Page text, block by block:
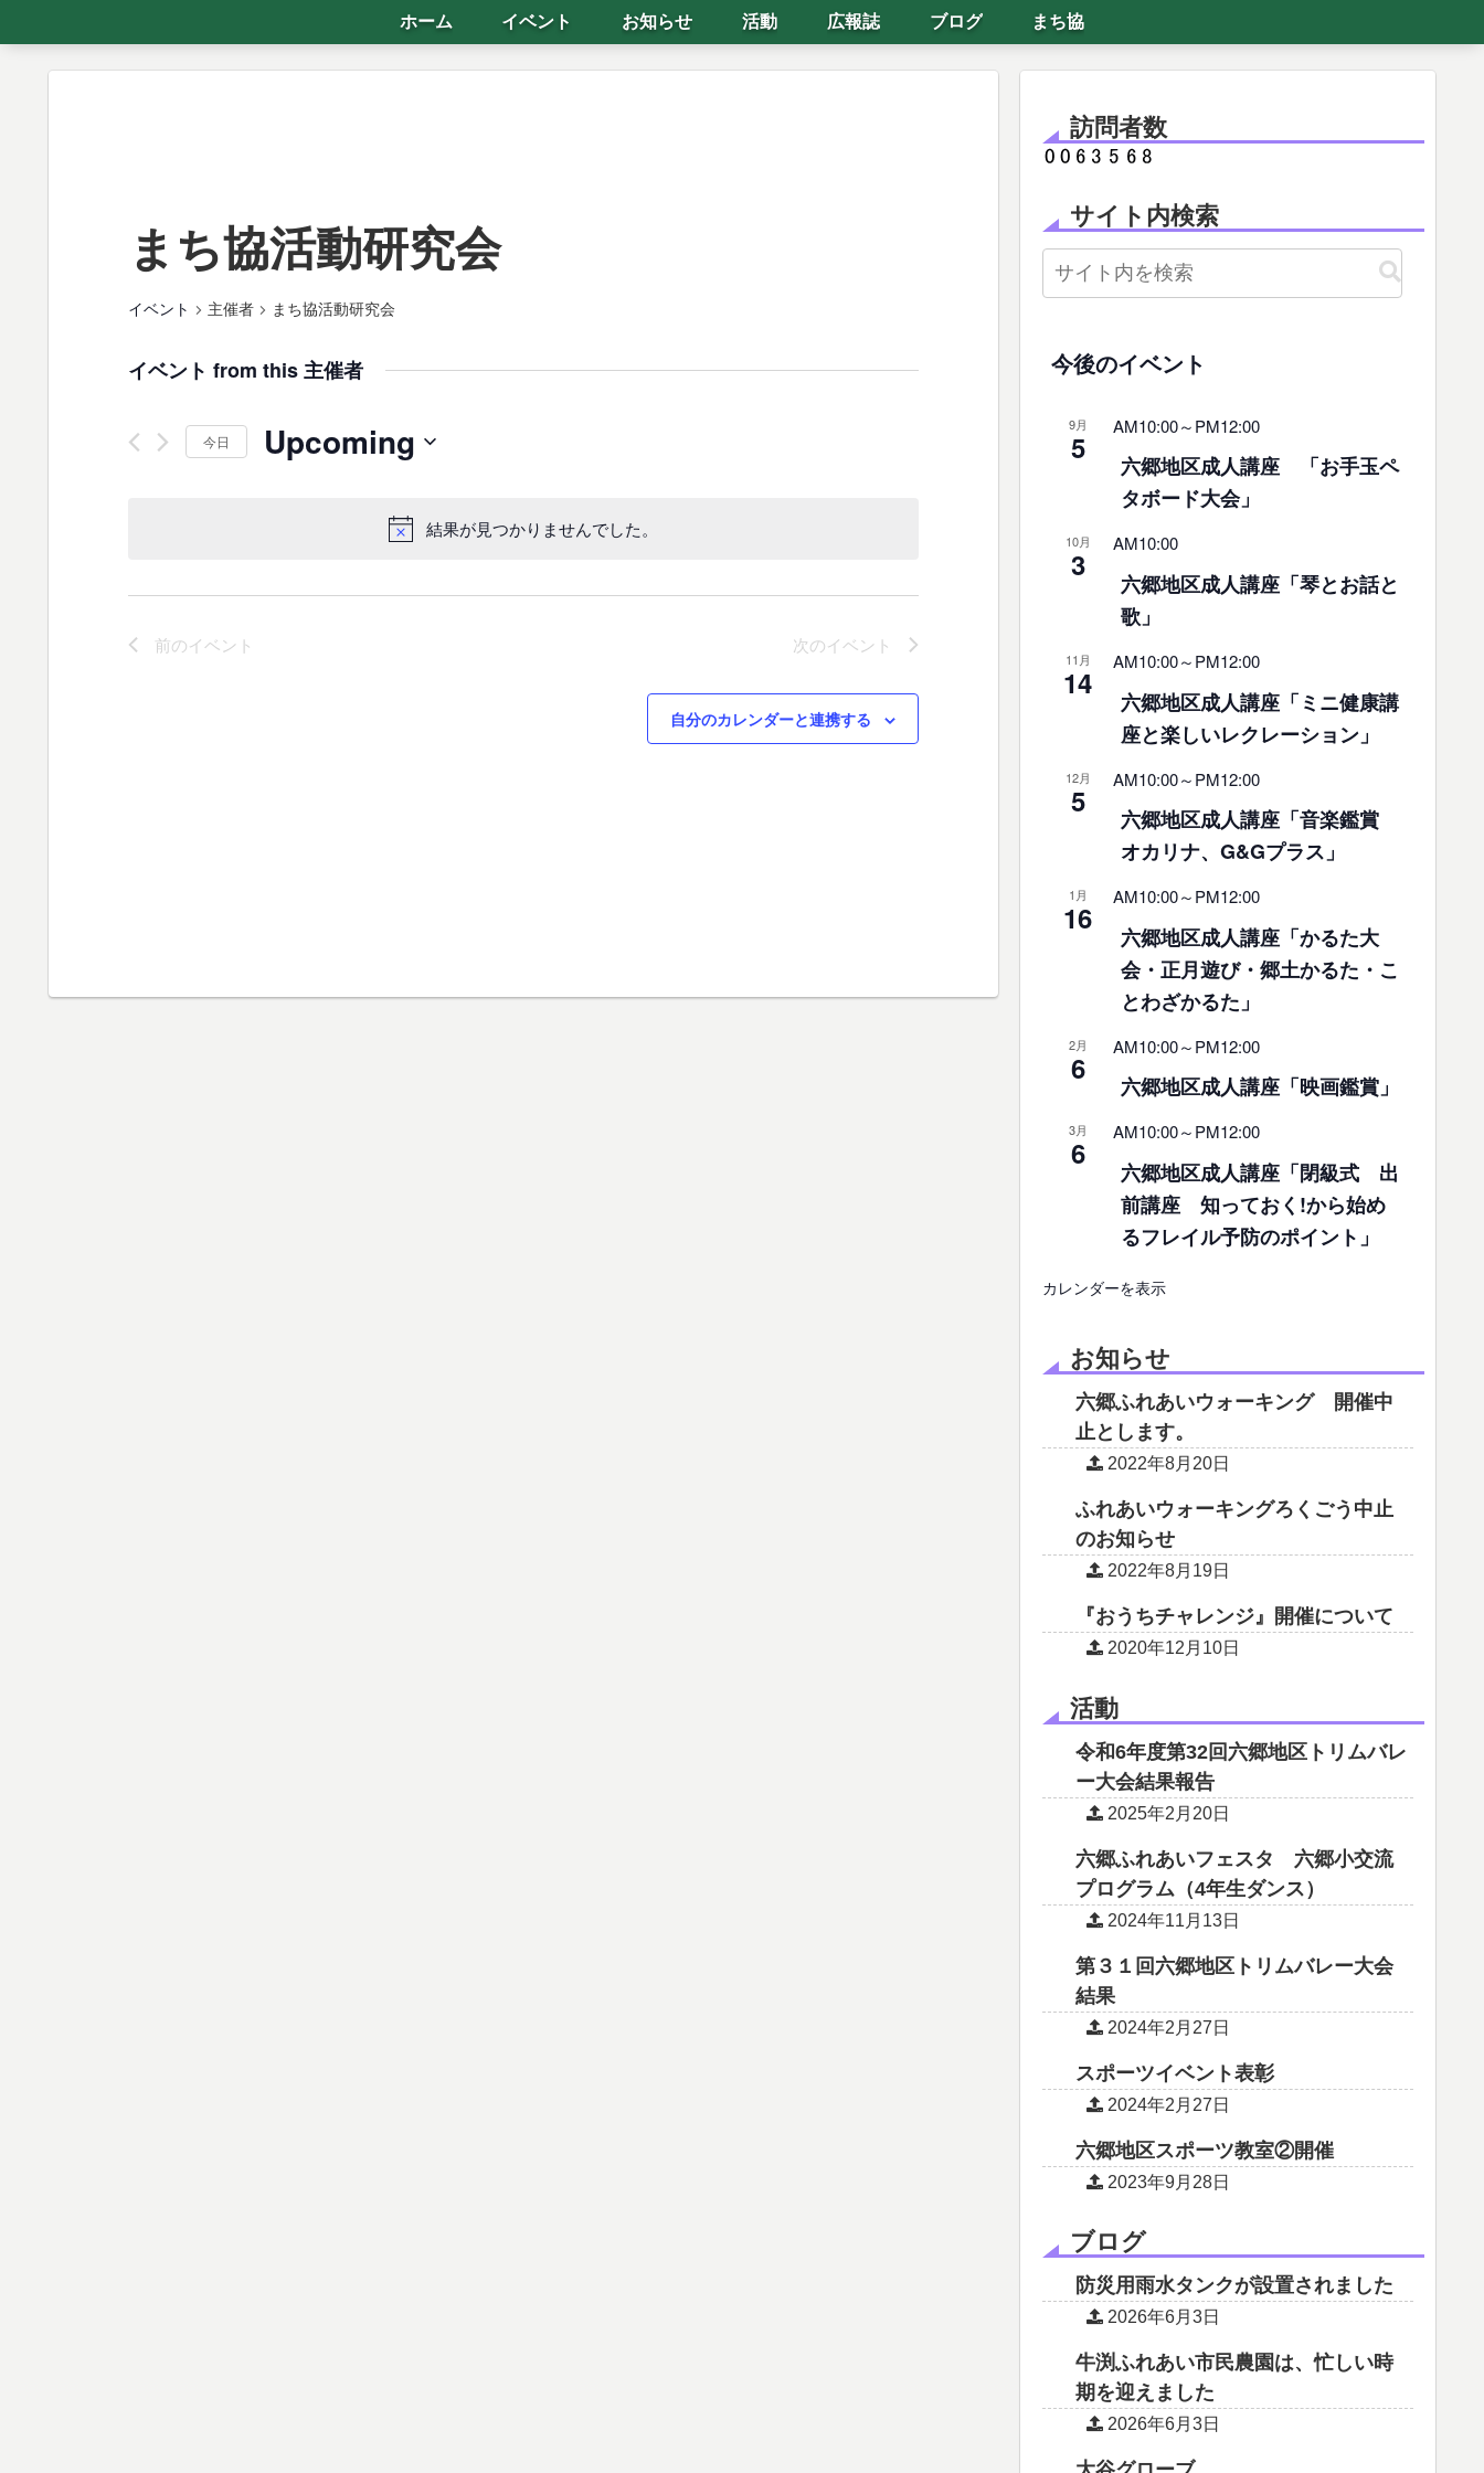
ホーム イベント お知らせ 活動 広報誌 ブログ まち協
結果が見つかりませんでした。
まち協活動研究会
イベント 主催者 まち協活動研究会
イベント from this 主催者
今日 Upcoming
択
前のイベント 次のイベント
自分のカレンダーと連携する
訪問者数
サイト内検索
今後のイベント
9月
5
AM10:00～PM12:00
六郷地区成人講座 「お手玉ペ
タボード大会」
10月
3
AM10:00
六郷地区成人講座「琴とお話と
歌」
11月
14
AM10:00～PM12:00
六郷地区成人講座「ミニ健康講
座と楽しいレクレーション」
12月
5
AM10:00～PM12:00
六郷地区成人講座「音楽鑑賞
オカリナ、G&Gプラス」
1月
16
AM10:00～PM12:00
六郷地区成人講座「かるた大
会・正月遊び・郷土かるた・こ
とわざかるた」
2月
6
AM10:00～PM12:00
六郷地区成人講座「映画鑑賞」
3月
6
AM10:00～PM12:00
六郷地区成人講座「閉級式 出
前講座 知っておく!から始め
るフレイル予防のポイント」
カレンダーを表示
お知らせ
六郷ふれあいウォーキング 開催中
止とします。
2022年8月20日
ふれあいウォーキングろくごう中止
のお知らせ
2022年8月19日
『おうちチャレンジ』開催について
2020年12月10日
活動
令和6年度第32回六郷地区トリムバレ
ー大会結果報告
2025年2月20日
六郷ふれあいフェスタ 六郷小交流
プログラム（4年生ダンス）
2024年11月13日
第３１回六郷地区トリムバレー大会
結果
2024年2月27日
スポーツイベント表彰
2024年2月27日
六郷地区スポーツ教室②開催
2023年9月28日
ブログ
防災用雨水タンクが設置されました
2026年6月3日
牛渕ふれあい市民農園は、忙しい時
期を迎えました
2026年6月3日